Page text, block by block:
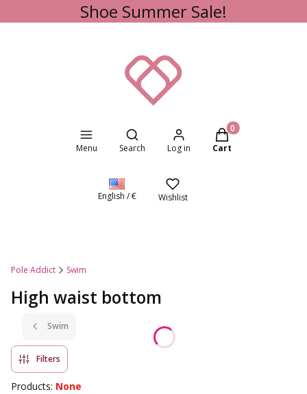
Shoe Summer Sale!
Menu
Open search engine
Search Log in
Products in the
Cart
English / € Wishlist
Pole Addict Swim
High waist bottom
Swim
Filters
Products: None